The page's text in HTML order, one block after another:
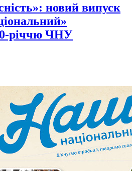
новий випуск
річчю ЧНУ